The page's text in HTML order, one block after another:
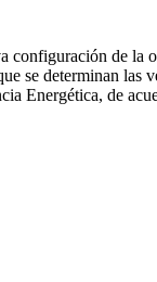
configuración de la
se determinan las
Energética, de